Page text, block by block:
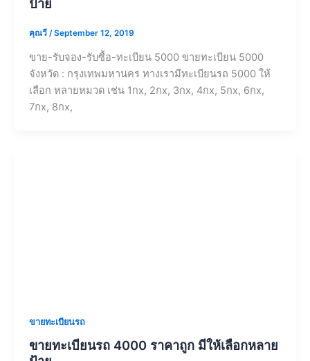
ป้าย
คุณวี /September 12, 2019
ขาย-รับจอง-รับซื้อ-ทะเบียน 5000 ขายทะเบียน 5000
จังหวัด : กรุงเทพมหานคร ทางเรามีทะเบียนรถ 5000 ให้
เลือก หลายหมวด เช่น 1กx, 2กx, 3กx, 4กx, 5กx, 6กx,
7กx, 8กx,
ขายทะเบียนรถ
ขายทะเบียนรถ 4000 ราคาถูก มีให้เลือกหลาย